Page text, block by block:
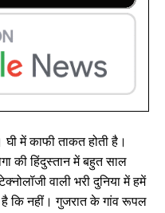
में काफी ताकत होती है।
की हिंदुस्तान में बहुत साल
वाली भरी दुनिया में हमें
कि नहीं। गुजरात के गांव रूपल